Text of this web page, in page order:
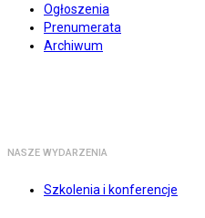
Ogłoszenia
Prenumerata
Archiwum
NASZE WYDARZENIA
Szkolenia i konferencje